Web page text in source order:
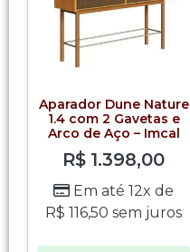
Aparador Dune Nature
1.4 com 2 Gavetas e
Arco de Aço – Imcal
R$ 1.398,00
Em até 12x de
R$ 116,50 sem juros